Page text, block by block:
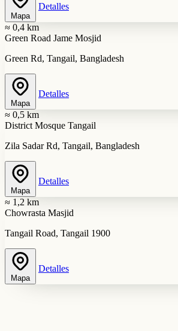
Mapa
Detalles
≈ 0,4 km
Green Road Jame Mosjid
Green Rd, Tangail, Bangladesh
Mapa
Detalles
≈ 0,5 km
District Mosque Tangail
Zila Sadar Rd, Tangail, Bangladesh
Mapa
Detalles
≈ 1,2 km
Chowrasta Masjid
Tangail Road, Tangail 1900
Mapa
Detalles